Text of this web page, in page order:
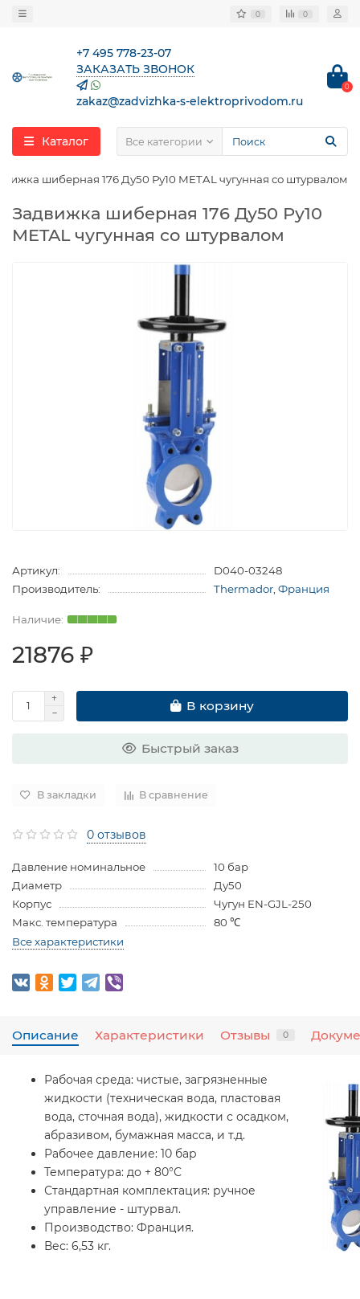
0 0
+7 495 778-23-07
ЗАКАЗАТЬ ЗВОНОК
zakaz@zadvizhka-s-elektroprivodom.ru
0
Каталог Все категории
шиберная 176 Ду50 Ру10 METAL чугунная со штурвалом
Задвижка шиберная 176 Ду50 Ру10
METAL чугунная со штурвалом
Артикул:
D040-03248
Производитель:
Thermador, Франция
21876 ₽
В корзину
Быстрый заказ
В закладки В сравнение
0 отзывов
Давление номинальное
10 бар
Диаметр
Ду50
Корпус
Чугун EN-GJL-250
Макс. температура
80 ℃
Все характеристики
Описание Характеристики Отзывы 0
Рабочая среда: чистые, загрязненные
жидкости (техническая вода, пластовая
вода, сточная вода), жидкости с осадком,
абразивом, бумажная масса, и т.д.
Рабочее давление: 10 бар
Температура: до + 80°С
Стандартная комплектация: ручное
управление - штурвал.
Производство: Франция.
Вес: 6,53 кг.